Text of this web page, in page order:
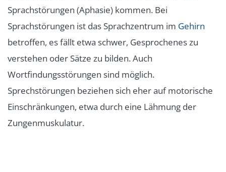
Sprachstörungen (Aphasie) kommen. Bei
Sprachstörungen ist das Sprachzentrum im Gehirn
betroffen, es fällt etwa schwer, Gesprochenes zu
verstehen oder Sätze zu bilden. Auch
Wortfindungsstörungen sind möglich.
Sprechstörungen beziehen sich eher auf motorische
Einschränkungen, etwa durch eine Lähmung der
Zungenmuskulatur.